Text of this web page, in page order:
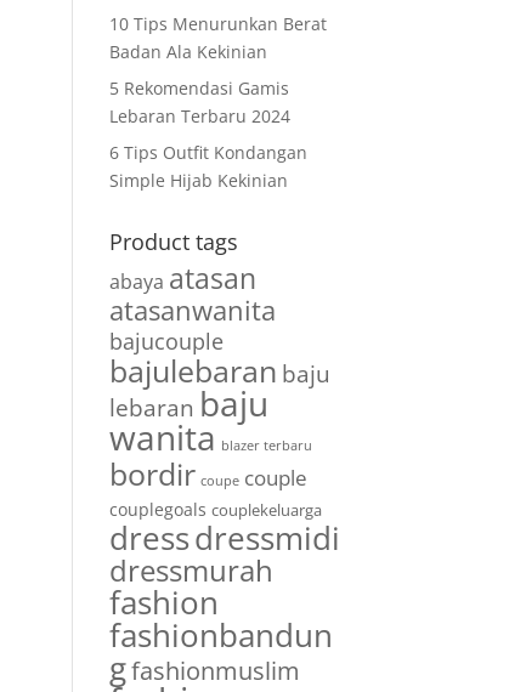
10 Tips Menurunkan Berat
Badan Ala Kekinian
5 Rekomendasi Gamis
Lebaran Terbaru 2024
6 Tips Outfit Kondangan
Simple Hijab Kekinian
Product tags
abaya atasan
atasanwanita
bajucouple
bajulebaran baju
lebaran baju
wanita blazer terbaru
bordir coupe couple
couplegoals couplekeluarga
dressdressmidi
dressmurah
fashion
fashionbandun
gfashionmuslim